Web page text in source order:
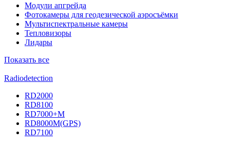
Модули апгрейда
Фотокамеры для геодезической аэросъёмки
Мультиспектральные камеры
Тепловизоры
Лидары
Показать все
Radiodetection
RD2000
RD8100
RD7000+M
RD8000M(GPS)
RD7100